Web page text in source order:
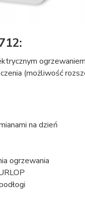
(możliwość
na dzień
ogrzewania